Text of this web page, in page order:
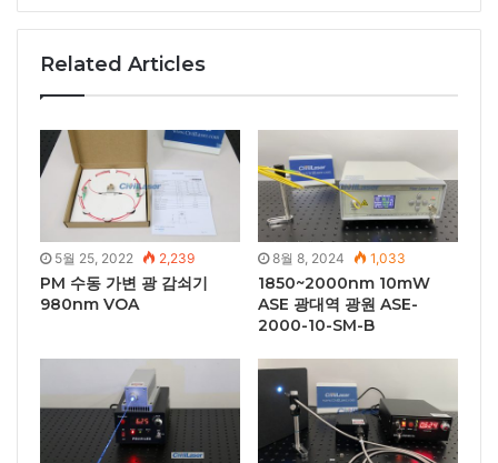
Related Articles
5월 25, 2022 2,239
PM 수동 가변 광 감쇠기
980nm VOA
8월 8, 2024 1,033
1850~2000nm 10mW
ASE 광대역 광원 ASE-
2000-10-SM-B